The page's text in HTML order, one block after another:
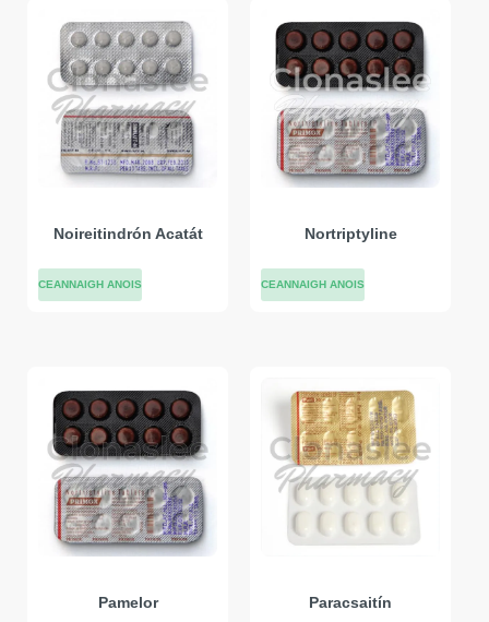
Noireitindrón Acatát
CEANNAIGH ANOIS
Nortriptyline
CEANNAIGH ANOIS
Pamelor Paracsaitín